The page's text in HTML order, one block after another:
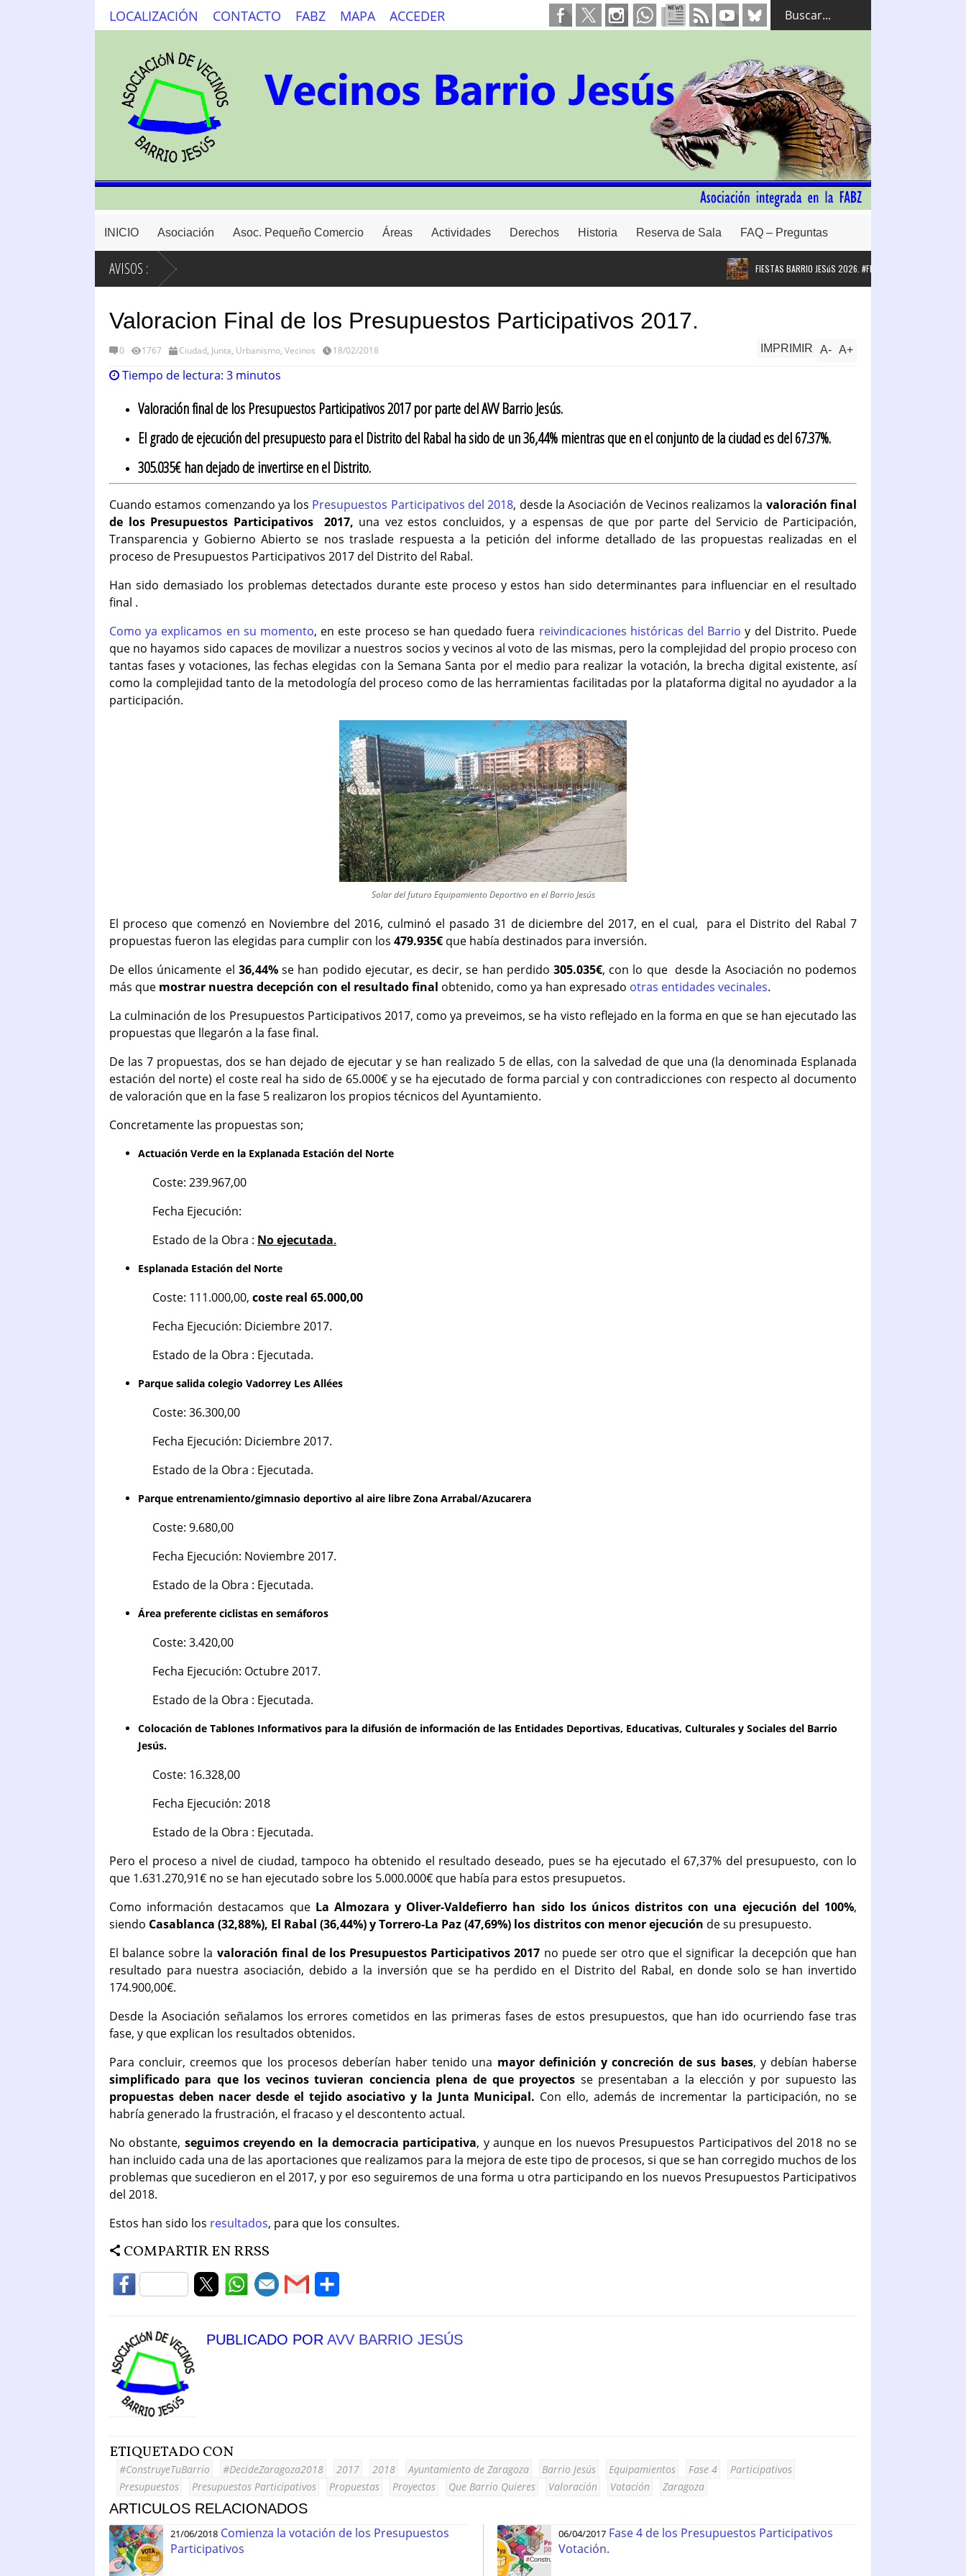
LOCALIZACIÓN CONTACTO FABZ MAPA ACCEDER
INICIO Asociación Asoc. Pequeño Comercio Áreas Actividades Derechos Historia Reserva de Sala FAQ – Preguntas
AVISOS : FIESTAS BARRIO JESúS 2026. #FBJ26
Valoracion Final de los Presupuestos Participativos 2017.
0 1767 Ciudad, Junta, Urbanismo, Vecinos 18/02/2018 A+
A-
IMPRIMIR
Tiempo de lectura: 3 minutos
Valoración final de los Presupuestos Participativos 2017 por parte del AVV Barrio Jesús.
El grado de ejecución del presupuesto para el Distrito del Rabal ha sido de un 36,44% mientras que en el conjunto de la ciudad es del 67.37%.
305.035€ han dejado de invertirse en el Distrito.
Cuando estamos comenzando ya los Presupuestos Participativos del 2018, desde la Asociación de Vecinos realizamos la valoración final
de los Presupuestos Participativos 2017, una vez estos concluidos, y a espensas de que por parte del Servicio de Participación,
Transparencia y Gobierno Abierto se nos traslade respuesta a la petición del informe detallado de las propuestas realizadas en el
proceso de Presupuestos Participativos 2017 del Distrito del Rabal.
Han sido demasiado los problemas detectados durante este proceso y estos han sido determinantes para influenciar en el resultado
final .
Como ya explicamos en su momento, en este proceso se han quedado fuera reivindicaciones históricas del Barrio y del Distrito. Puede
que no hayamos sido capaces de movilizar a nuestros socios y vecinos al voto de las mismas, pero la complejidad del propio proceso con
tantas fases y votaciones, las fechas elegidas con la Semana Santa por el medio para realizar la votación, la brecha digital existente, así
como la complejidad tanto de la metodología del proceso como de las herramientas facilitadas por la plataforma digital no ayudador a la
participación.
Solar del futuro Equipamiento Deportivo en el Barrio Jesús
El proceso que comenzó en Noviembre del 2016, culminó el pasado 31 de diciembre del 2017, en el cual, para el Distrito del Rabal 7
propuestas fueron las elegidas para cumplir con los 479.935€ que había destinados para inversión.
De ellos únicamente el 36,44%se han podido ejecutar, es decir, se han perdido305.035€, con lo que desde la Asociación no podemos
más que mostrar nuestra decepción con el resultado final obtenido, como ya han expresado otras entidades vecinales.
La culminación de los Presupuestos Participativos 2017, como ya preveimos, se ha visto reflejado en la forma en que se han ejecutado las
propuestas que llegarón a la fase final.
De las 7 propuestas, dos se han dejado de ejecutar y se han realizado 5 de ellas, con la salvedad de que una (la denominada Esplanada
estación del norte) el coste real ha sido de 65.000€ y se ha ejecutado de forma parcial y con contradicciones con respecto al documento
de valoración que en la fase 5 realizaron los propios técnicos del Ayuntamiento.
Concretamente las propuestas son;
Actuación Verde en la Explanada Estación del Norte
Coste: 239.967,00
Fecha Ejecución:
Estado de la Obra : No ejecutada.
Esplanada Estación del Norte
Coste: 111.000,00, coste real 65.000,00
Fecha Ejecución: Diciembre 2017.
Estado de la Obra : Ejecutada.
Parque salida colegio Vadorrey Les Allées
Coste: 36.300,00
Fecha Ejecución: Diciembre 2017.
Estado de la Obra : Ejecutada.
Parque entrenamiento/gimnasio deportivo al aire libre Zona Arrabal/Azucarera
Coste: 9.680,00
Fecha Ejecución: Noviembre 2017.
Estado de la Obra : Ejecutada.
Área preferente ciclistas en semáforos
Coste: 3.420,00
Fecha Ejecución: Octubre 2017.
Estado de la Obra : Ejecutada.
Colocación de Tablones Informativos para la difusión de información de las Entidades Deportivas, Educativas, Culturales y Sociales del Barrio
Jesús.
Coste: 16.328,00
Fecha Ejecución: 2018
Estado de la Obra : Ejecutada.
Pero el proceso a nivel de ciudad, tampoco ha obtenido el resultado deseado, pues se ha ejecutado el 67,37% del presupuesto, con lo
que 1.631.270,91€ no se han ejecutado sobre los 5.000.000€ que había para estos presupuetos.
Como información destacamos que La Almozara y Oliver-Valdefierro han sido los únicos distritos con una ejecución del 100%,
siendo Casablanca (32,88%), El Rabal (36,44%) y Torrero-La Paz (47,69%) los distritos con menor ejecución de su presupuesto.
El balance sobre la valoración final de los Presupuestos Participativos 2017 no puede ser otro que el significar la decepción que han
resultado para nuestra asociación, debido a la inversión que se ha perdido en el Distrito del Rabal, en donde solo se han invertido
174.900,00€.
Desde la Asociación señalamos los errores cometidos en las primeras fases de estos presupuestos, que han ido ocurriendo fase tras
fase, y que explican los resultados obtenidos.
Para concluir, creemos que los procesos deberían haber tenido una mayor definición y concreción de sus bases, y debían haberse
simplificado para que los vecinos tuvieran conciencia plena de que proyectos se presentaban a la elección y por supuesto las
propuestas deben nacer desde el tejido asociativo y la Junta Municipal. Con ello, además de incrementar la participación, no se
habría generado la frustración, el fracaso y el descontento actual.
No obstante, seguimos creyendo en la democracia participativa, y aunque en los nuevos Presupuestos Participativos del 2018 no se
han incluido cada una de las aportaciones que realizamos para la mejora de este tipo de procesos, si que se han corregido muchos de los
problemas que sucedieron en el 2017, y por eso seguiremos de una forma u otra participando en los nuevos Presupuestos Participativos
del 2018.
Estos han sido los resultados, para que los consultes.
COMPARTIR EN RRSS
PUBLICADO POR AVV BARRIO JESÚS
ETIQUETADO CON
#ConstruyeTuBarrio #DecideZaragoza2018 2017 2018 Ayuntamiento de Zaragoza Barrio Jesús Equipamientos Fase 4
Participativos
Presupuestos
Presupuestos Participativos Propuestas Proyectos Que Barrio Quieres Valoración Votación Zaragoza
ARTICULOS RELACIONADOS
21/06/2018 Comienza la votación de los Presupuestos
Participativos
06/04/2017 Fase 4 de los Presupuestos Participativos
Votación.